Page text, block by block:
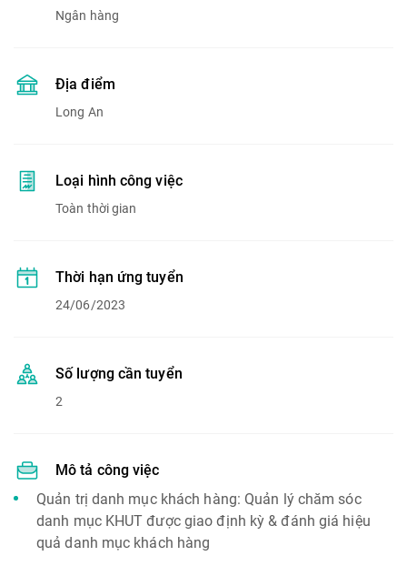
Ngân hàng
Địa điểm
Long An
Loại hình công việc
Toàn thời gian
Thời hạn ứng tuyển
24/06/2023
Số lượng cần tuyển
2
Mô tả công việc
Quản trị danh mục khách hàng: Quản lý chăm sóc
danh mục KHUT được giao định kỳ & đánh giá hiệu
quả danh mục khách hàng